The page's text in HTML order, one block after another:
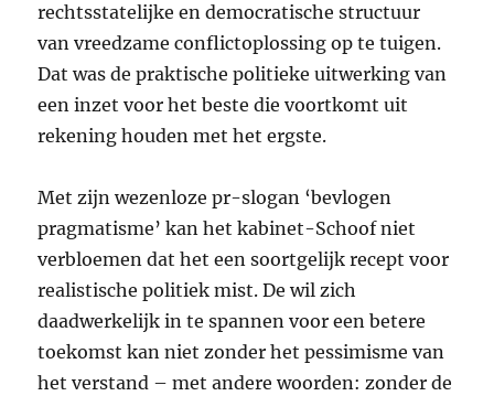
rechtsstatelijke en democratische structuur
van vreedzame conflictoplossing op te tuigen.
Dat was de praktische politieke uitwerking van
een inzet voor het beste die voortkomt uit
rekening houden met het ergste.
Met zijn wezenloze pr-slogan ‘bevlogen
pragmatisme’ kan het kabinet-Schoof niet
verbloemen dat het een soortgelijk recept voor
realistische politiek mist. De wil zich
daadwerkelijk in te spannen voor een betere
toekomst kan niet zonder het pessimisme van
het verstand – met andere woorden: zonder de